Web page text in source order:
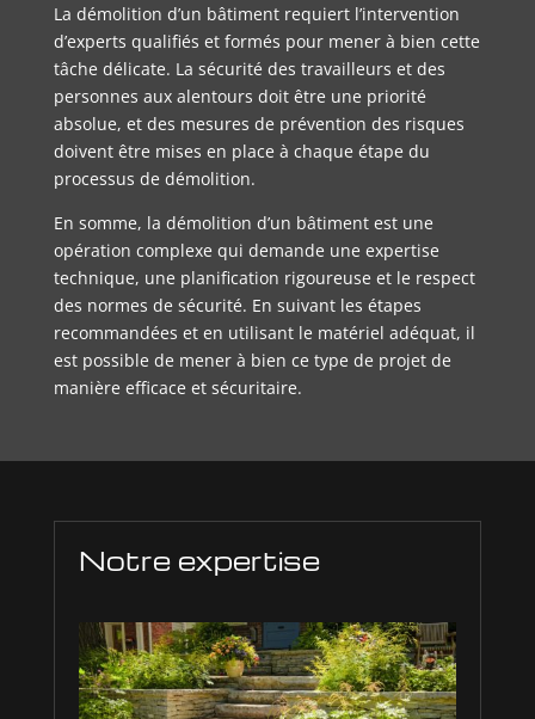
La démolition d’un bâtiment requiert l’intervention
d’experts qualifiés et formés pour mener à bien cette
tâche délicate. La sécurité des travailleurs et des
personnes aux alentours doit être une priorité
absolue, et des mesures de prévention des risques
doivent être mises en place à chaque étape du
processus de démolition.
En somme, la démolition d’un bâtiment est une
opération complexe qui demande une expertise
technique, une planification rigoureuse et le respect
des normes de sécurité. En suivant les étapes
recommandées et en utilisant le matériel adéquat, il
est possible de mener à bien ce type de projet de
manière efficace et sécuritaire.
Notre expertise